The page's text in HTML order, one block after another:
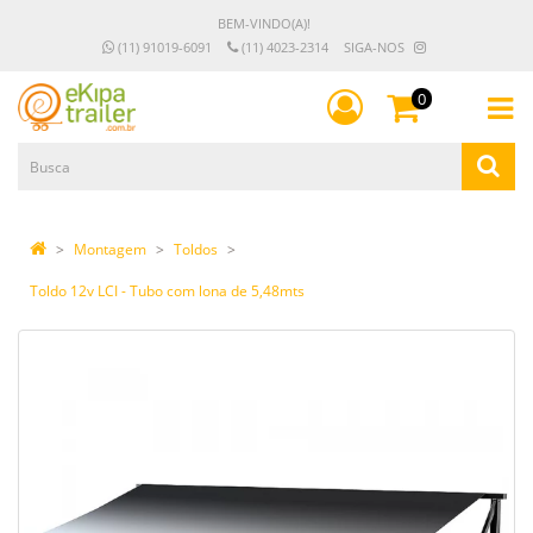
BEM-VINDO(A)!
(11) 91019-6091
(11) 4023-2314 SIGA-NOS
0
Montagem Toldos
Toldo 12v LCI - Tubo com lona de 5,48mts